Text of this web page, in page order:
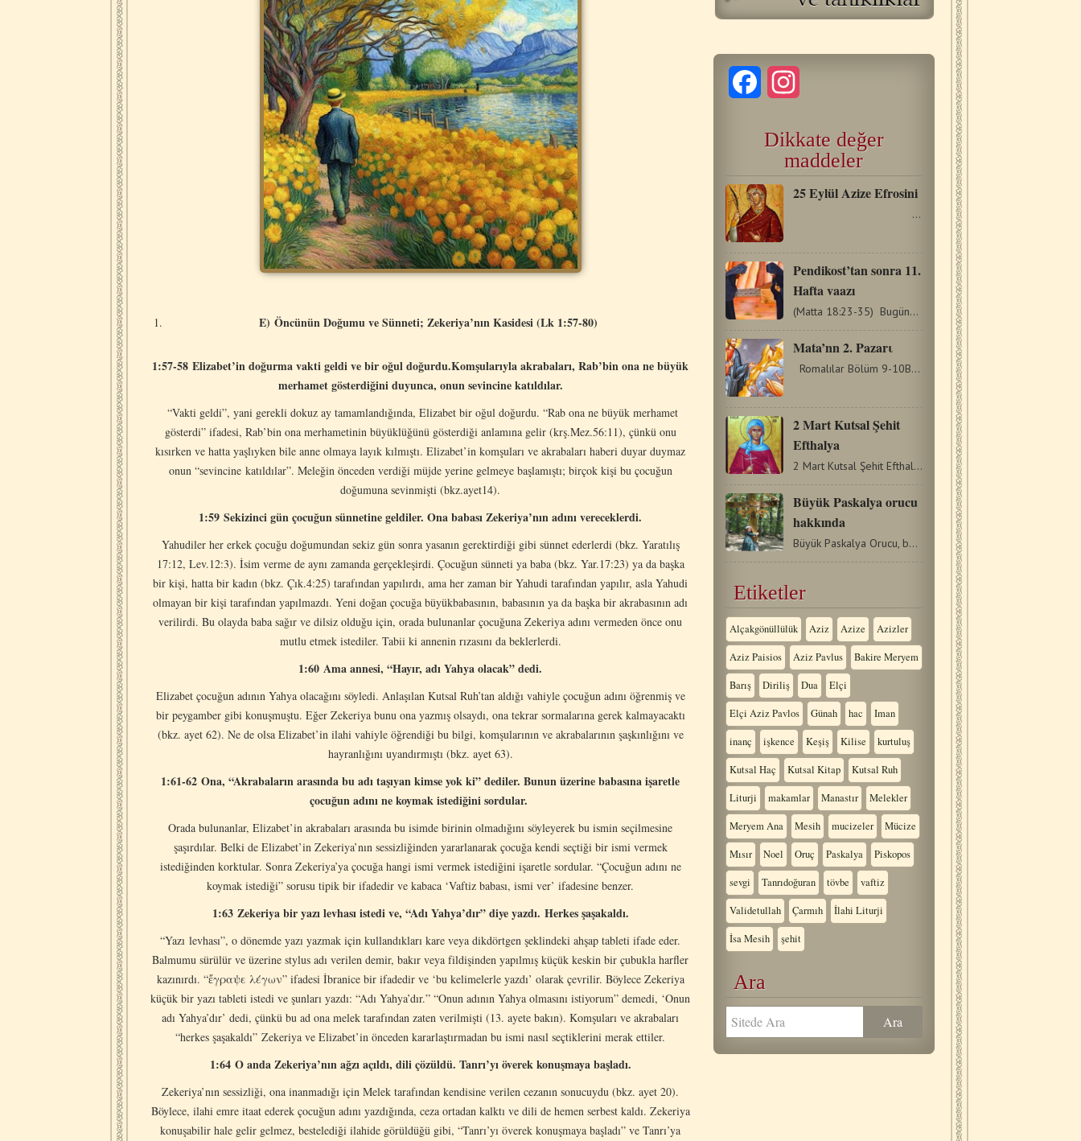
E) Öncünün Doğumu ve Sünneti; Zekeriya’nın Kasidesi (Lk 1:57-80)
1:57-58 Elizabet’in doğurma vakti geldi ve bir oğul doğurdu.Komşularıyla akrabaları, Rab’bin ona ne büyük
merhamet gösterdiğini duyunca, onun sevincine katıldılar.
“Vakti geldi”, yani gerekli dokuz ay tamamlandığında, Elizabet bir oğul doğurdu. “Rab ona ne büyük merhamet
gösterdi” ifadesi, Rab’bin ona merhametinin büyüklüğünü gösterdiği anlamına gelir (krş.Mez.56:11), çünkü onu
kısırken ve hatta yaşlıyken bile anne olmaya layık kılmıştı. Elizabet’in komşuları ve akrabaları haberi duyar duymaz
onun “sevincine katıldılar”. Meleğin önceden verdiği müjde yerine gelmeye başlamıştı; birçok kişi bu çocuğun
doğumuna sevinmişti (bkz.ayet14).
1:59 Sekizinci gün çocuğun sünnetine geldiler. Ona babası Zekeriya’nın adını vereceklerdi.
Yahudiler her erkek çocuğu doğumundan sekiz gün sonra yasanın gerektirdiği gibi sünnet ederlerdi (bkz. Yaratılış
17:12, Lev.12:3). İsim verme de aynı zamanda gerçekleşirdi. Çocuğun sünneti ya baba (bkz. Yar.17:23) ya da başka
bir kişi, hatta bir kadın (bkz. Çık.4:25) tarafından yapılırdı, ama her zaman bir Yahudi tarafından yapılır, asla Yahudi
olmayan bir kişi tarafından yapılmazdı. Yeni doğan çocuğa büyükbabasının, babasının ya da başka bir akrabasının adı
verilirdi. Bu olayda baba sağır ve dilsiz olduğu için, orada bulunanlar çocuğuna Zekeriya adını vermeden önce onu
mutlu etmek istediler. Tabii ki annenin rızasını da beklerlerdi.
1:60 Ama annesi, “Hayır, adı Yahya olacak” dedi.
Elizabet çocuğun adının Yahya olacağını söyledi. Anlaşılan Kutsal Ruh’tan aldığı vahiyle çocuğun adını öğrenmiş ve
bir peygamber gibi konuşmuştu. Eğer Zekeriya bunu ona yazmış olsaydı, ona tekrar sormalarına gerek kalmayacaktı
(bkz. ayet 62). Ne de olsa Elizabet’in ilahi vahiyle öğrendiği bu bilgi, komşularının ve akrabalarının şaşkınlığını ve
hayranlığını uyandırmıştı (bkz. ayet 63).
1:61-62 Ona, “Akrabaların arasında bu adı taşıyan kimse yok ki” dediler. Bunun üzerine babasına işaretle
çocuğun adını ne koymak istediğini sordular.
Orada bulunanlar, Elizabet’in akrabaları arasında bu isimde birinin olmadığını söyleyerek bu ismin seçilmesine
şaşırdılar. Belki de Elizabet’in Zekeriya’nın sessizliğinden yararlanarak çocuğa kendi seçtiği bir ismi vermek
istediğinden korktular. Sonra Zekeriya’ya çocuğa hangi ismi vermek istediğini işaretle sordular. “Çocuğun adını ne
koymak istediği” sorusu tipik bir ifadedir ve kabaca ‘Vaftiz babası, ismi ver’ ifadesine benzer.
1:63 Zekeriya bir yazı levhası istedi ve, “Adı Yahya’dır” diye yazdı. Herkes şaşakaldı.
“Yazı levhası”, o dönemde yazı yazmak için kullandıkları kare veya dikdörtgen şeklindeki ahşap tableti ifade eder.
Balmumu sürülür ve üzerine stylus adı verilen demir, bakır veya fildişinden yapılmış küçük keskin bir çubukla harfler
kazınırdı. “ἔγραψε λέγων” ifadesi İbranice bir ifadedir ve ‘bu kelimelerle yazdı’ olarak çevrilir. Böylece Zekeriya
küçük bir yazı tableti istedi ve şunları yazdı: “Adı Yahya’dır.” “Onun adının Yahya olmasını istiyorum” demedi, ‘Onun
adı Yahya’dır’ dedi, çünkü bu ad ona melek tarafından zaten verilmişti (13. ayete bakın). Komşuları ve akrabaları
“herkes şaşakaldı” Zekeriya ve Elizabet’in önceden kararlaştırmadan bu ismi nasıl seçtiklerini merak ettiler.
1:64 O anda Zekeriya’nın ağzı açıldı, dili çözüldü. Tanrı’yı överek konuşmaya başladı.
Zekeriya’nın sessizliği, ona inanmadığı için Melek tarafından kendisine verilen cezanın sonucuydu (bkz. ayet 20).
Böylece, ilahi emre itaat ederek çocuğun adını yazdığında, ceza ortadan kalktı ve dili de hemen serbest kaldı. Zekeriya
konuşabilir hale gelir gelmez, bestelediği ilahide görüldüğü gibi, “Tanrı’yı överek konuşmaya başladı” ve Tanrı’ya
Facebook
Dikkate değer
maddeler
25 Eylül Azize Efrosini
…
Pendikost’tan sonra 11.
Hafta vaazı
(Matta 18:23-35) Bugünün İncil okumasında, Rab’bimiz…
Mata’nn 2. Pazarι
Romalılar Bölüm 9-10Başta Yahudi'ye, sonra Yahudi…
2 Mart Kutsal Şehit
Efthalya
2 Mart Kutsal Şehit Efthalya (257). Sicilya’da annesi Efthalya…
Büyük Paskalya orucu
hakkında
Büyük Paskalya Orucu, bütün sene boyunca Çarşamba ve Cuma…
Etiketler
Alçakgönüllülük Aziz Azize Azizler
Aziz Paisios Aziz Pavlus Bakire Meryem
Barış Diriliş Dua Elçi
Elçi Aziz Pavlos Günah hac Iman
inanç işkence Keşiş Kilise kurtuluş
Kutsal Haç Kutsal Kitap Kutsal Ruh
Liturji makamlar Manastır Melekler
Meryem Ana Mesih mucizeler Mücize
Mısır Noel Oruç Paskalya Piskopos
sevgi Tanrıdoğuran tövbe vaftiz
Validetullah Çarmıh İlahi Liturji
İsa Mesih şehit
Ara